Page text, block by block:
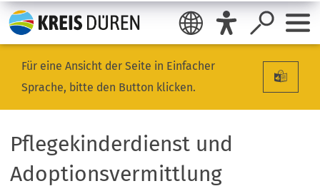
Für eine Ansicht der Seite in Einfacher
Sprache, bitte den Button klicken.
Pflegekinderdienst und
Adoptionsvermittlung